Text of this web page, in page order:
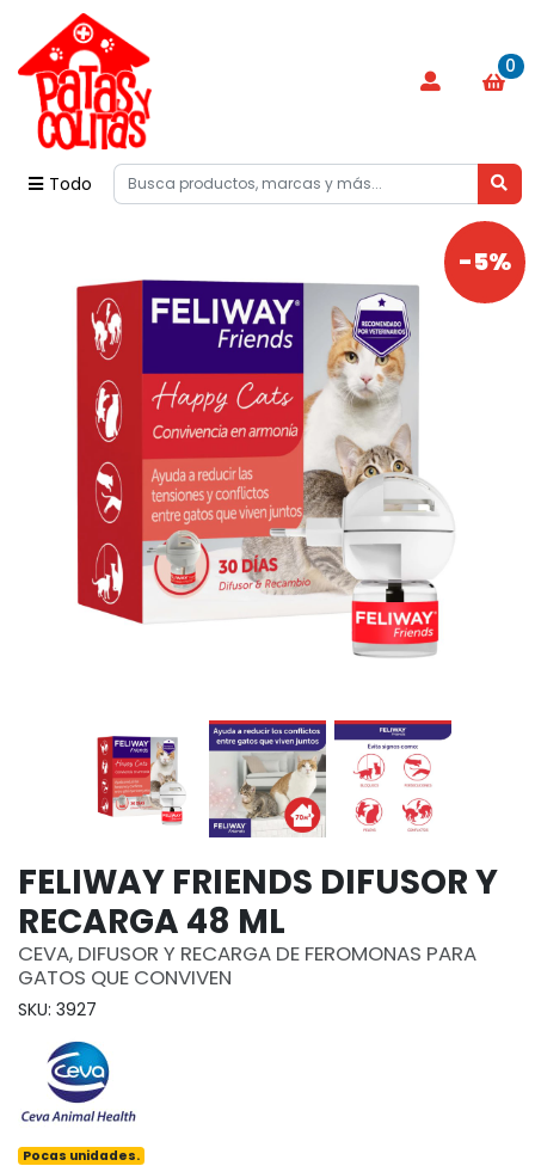
Todo
0
-5%
FELIWAY FRIENDS DIFUSOR Y
RECARGA 48 ML
CEVA, DIFUSOR Y RECARGA DE FEROMONAS PARA
GATOS QUE CONVIVEN
SKU: 3927
Pocas unidades.